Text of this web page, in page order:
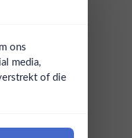
ons
media,
of die